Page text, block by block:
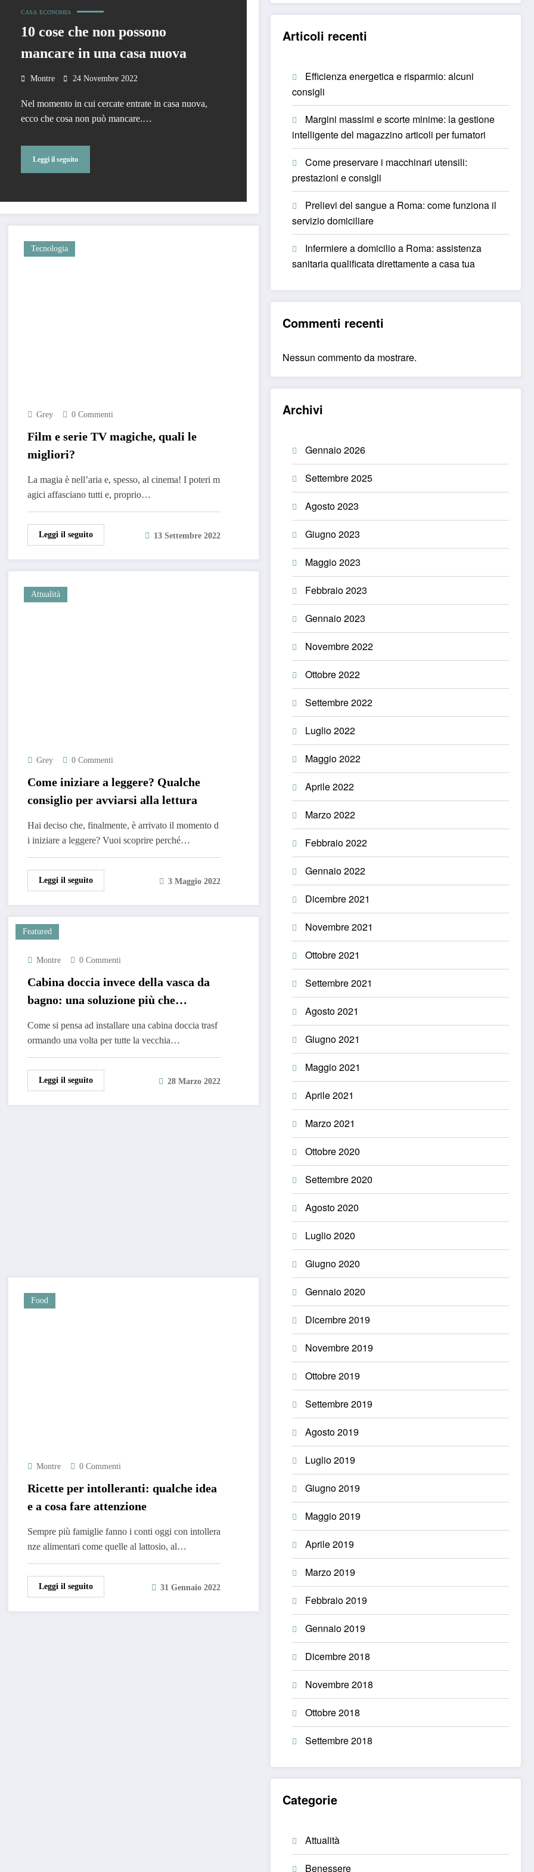
CASA ECONOMIA
10 cose che non possono
mancare in una casa nuova
Montre 24 Novembre 2022
Nel momento in cui cercate entrate in casa nuova,
ecco che cosa non può mancare.…
Leggi il seguito
Tecnologia
Grey 0 Commenti
Film e serie TV magiche, quali le
migliori?
La magia è nell’aria e, spesso, al cinema! I poteri m
agici affasciano tutti e, proprio…
Leggi il seguito 13 Settembre 2022
Attualità
Grey 0 Commenti
Come iniziare a leggere? Qualche
consiglio per avviarsi alla lettura
Hai deciso che, finalmente, è arrivato il momento d
i iniziare a leggere? Vuoi scoprire perché…
Leggi il seguito 3 Maggio 2022
Featured
Montre 0 Commenti
Cabina doccia invece della vasca da
bagno: una soluzione più che
Come si pensa ad installare una cabina doccia trasf
ormando una volta per tutte la vecchia…
Leggi il seguito 28 Marzo 2022
Food
Montre 0 Commenti
Ricette per intolleranti: qualche idea
e a cosa fare attenzione
Sempre più famiglie fanno i conti oggi con intollera
nze alimentari come quelle al lattosio, al…
Leggi il seguito 31 Gennaio 2022
Articoli recenti
Efficienza energetica e risparmio: alcuni
consigli
Margini massimi e scorte minime: la gestione
intelligente del magazzino articoli per fumatori
Come preservare i macchinari utensili:
prestazioni e consigli
Prelievi del sangue a Roma: come funziona il
servizio domiciliare
Infermiere a domicilio a Roma: assistenza
sanitaria qualificata direttamente a casa tua
Commenti recenti
Nessun commento da mostrare.
Archivi
Gennaio 2026
Settembre 2025
Agosto 2023
Giugno 2023
Maggio 2023
Febbraio 2023
Gennaio 2023
Novembre 2022
Ottobre 2022
Settembre 2022
Luglio 2022
Maggio 2022
Aprile 2022
Marzo 2022
Febbraio 2022
Gennaio 2022
Dicembre 2021
Novembre 2021
Ottobre 2021
Settembre 2021
Agosto 2021
Giugno 2021
Maggio 2021
Aprile 2021
Marzo 2021
Ottobre 2020
Settembre 2020
Agosto 2020
Luglio 2020
Giugno 2020
Gennaio 2020
Dicembre 2019
Novembre 2019
Ottobre 2019
Settembre 2019
Agosto 2019
Luglio 2019
Giugno 2019
Maggio 2019
Aprile 2019
Marzo 2019
Febbraio 2019
Gennaio 2019
Dicembre 2018
Novembre 2018
Ottobre 2018
Settembre 2018
Categorie
Attualità
Benessere